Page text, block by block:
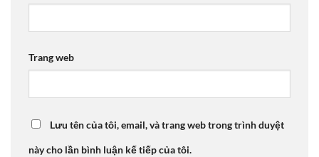
Trang web
Lưu tên của tôi, email, và trang web trong trình duyệt
này cho lần bình luận kế tiếp của tôi.